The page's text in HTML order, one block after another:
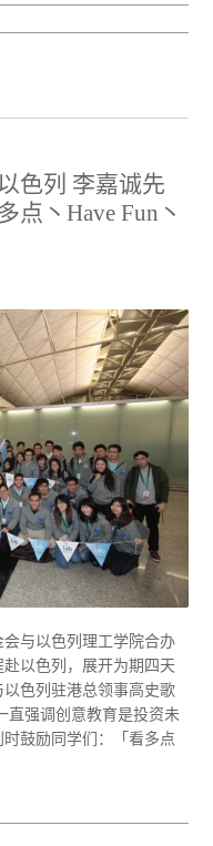
色列 李嘉诚先
点丶Have Fun丶
会与以色列理工学院合办
以色列，展开为期四天
色列驻港总领事高史歌
直强调创意教育是投资未
鼓励同学们：「看多点